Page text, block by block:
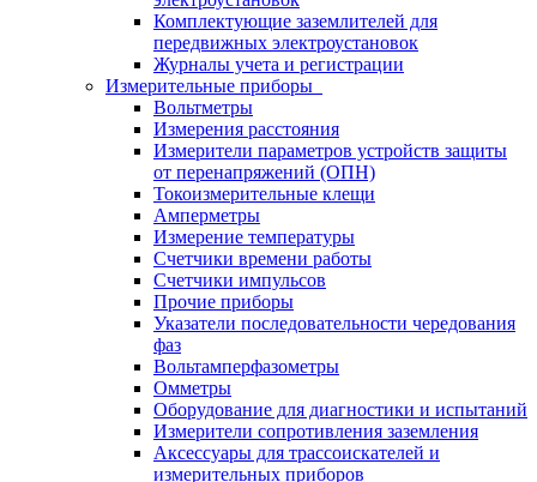
Комплектующие заземлителей для
передвижных электроустановок
Журналы учета и регистрации
Измерительные приборы
Вольтметры
Измерения расстояния
Измерители параметров устройств защиты
от перенапряжений (ОПН)
Токоизмерительные клещи
Амперметры
Измерение температуры
Счетчики времени работы
Счетчики импульсов
Прочие приборы
Указатели последовательности чередования
фаз
Вольтамперфазометры
Омметры
Оборудование для диагностики и испытаний
Измерители сопротивления заземления
Аксессуары для трассоискателей и
измерительных приборов